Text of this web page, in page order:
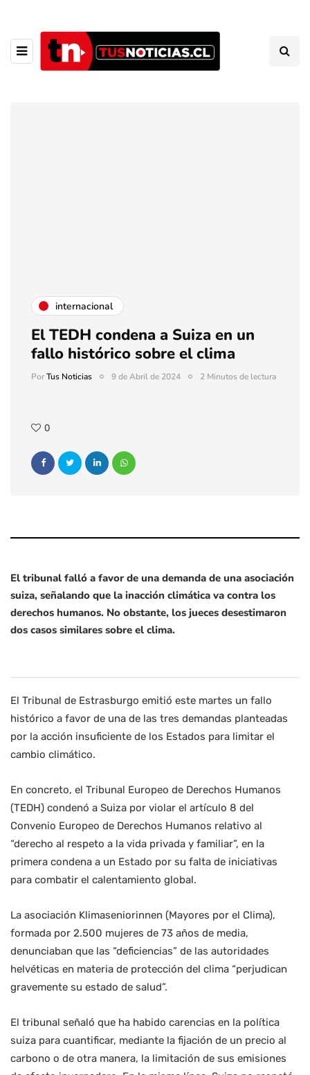
internacional
El TEDH condena a Suiza en un
fallo histórico sobre el clima
PorTus Noticias 9 de Abril de 2024 2 Minutos de lectura
0
El tribunal falló a favor de una demanda de una asociación
suiza, señalando que la inacción climática va contra los
derechos humanos. No obstante, los jueces desestimaron
dos casos similares sobre el clima.
El Tribunal de Estrasburgo emitió este martes un fallo
histórico a favor de una de las tres demandas planteadas
por la acción insuficiente de los Estados para limitar el
cambio climático.
En concreto, el Tribunal Europeo de Derechos Humanos
(TEDH) condenó a Suiza por violar el artículo 8 del
Convenio Europeo de Derechos Humanos relativo al
“derecho al respeto a la vida privada y familiar”, en la
primera condena a un Estado por su falta de iniciativas
para combatir el calentamiento global.
La asociación Klimaseniorinnen (Mayores por el Clima),
formada por 2.500 mujeres de 73 años de media,
denunciaban que las “deficiencias” de las autoridades
helvéticas en materia de protección del clima “perjudican
gravemente su estado de salud”.
El tribunal señaló que ha habido carencias en la política
suiza para cuantificar, mediante la fijación de un precio al
carbono o de otra manera, la limitación de sus emisiones